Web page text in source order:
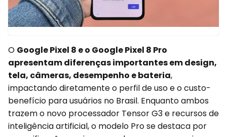
O Google Pixel 8 e o Google Pixel 8 Pro
apresentam diferenças importantes em design,
tela, câmeras, desempenho e bateria,
impactando diretamente o perfil de uso e o custo-
benefício para usuários no Brasil. Enquanto ambos
trazem o novo processador Tensor G3 e recursos de
inteligência artificial, o modelo Pro se destaca por